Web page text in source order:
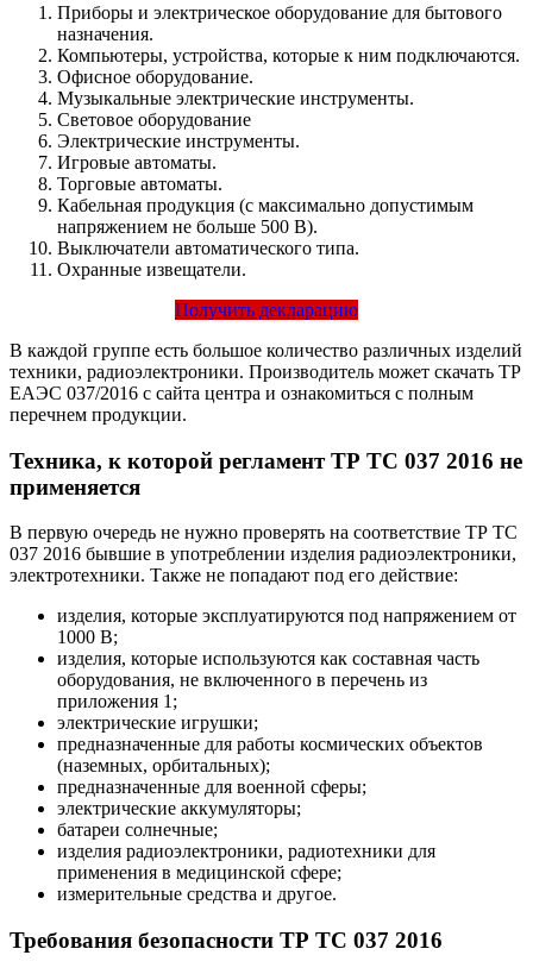
Приборы и электрическое оборудование для бытового
назначения.
Компьютеры, устройства, которые к ним подключаются.
Офисное оборудование.
Музыкальные электрические инструменты.
Световое оборудование
Электрические инструменты.
Игровые автоматы.
Торговые автоматы.
Кабельная продукция (с максимально допустимым
напряжением не больше 500 В).
Выключатели автоматического типа.
Охранные извещатели.
Получить декларацию
В каждой группе есть большое количество различных изделий
техники, радиоэлектроники. Производитель может скачать ТР
ЕАЭС 037/2016 с сайта центра и ознакомиться с полным
перечнем продукции.
Техника, к которой регламент ТР ТС 037 2016 не
применяется
В первую очередь не нужно проверять на соответствие ТР ТС
037 2016 бывшие в употреблении изделия радиоэлектроники,
электротехники. Также не попадают под его действие:
изделия, которые эксплуатируются под напряжением от
1000 В;
изделия, которые используются как составная часть
оборудования, не включенного в перечень из
приложения 1;
электрические игрушки;
предназначенные для работы космических объектов
(наземных, орбитальных);
предназначенные для военной сферы;
электрические аккумуляторы;
батареи солнечные;
изделия радиоэлектроники, радиотехники для
применения в медицинской сфере;
измерительные средства и другое.
Требования безопасности ТР ТС 037 2016